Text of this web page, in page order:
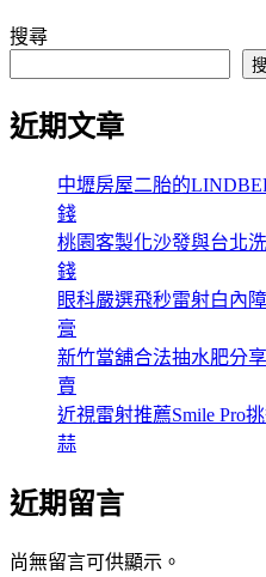
搜尋
近期文章
中壢房屋二胎的
錢
桃園客製化沙發與台北
錢
眼科嚴選飛秒雷射白內
膏
新竹當舖合法抽水肥分
賣
近視雷射推薦Smile Pro
蒜
近期留言
尚無留言可供顯示。